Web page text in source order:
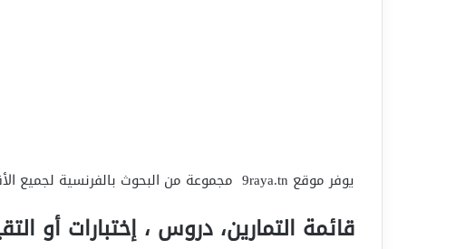
يوفر موقع 9raya.tn مجموعة من البحوث بالفرنسية لجميع الأقسام
قائمة التمارين، دروس ، إختبارات أو